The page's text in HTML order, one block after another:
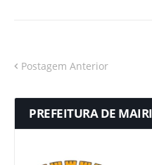
Postagem Anterior
PREFEITURA DE MAIRI